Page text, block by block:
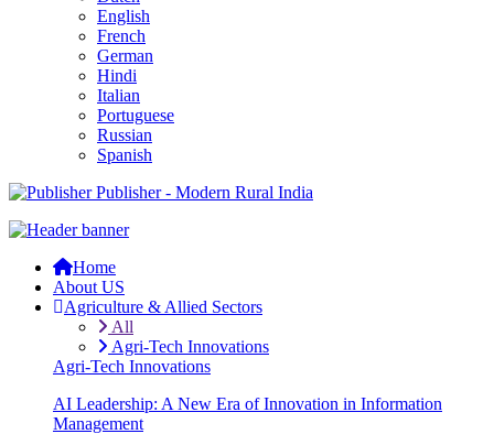
English
French
German
Hindi
Italian
Portuguese
Russian
Spanish
Publisher - Modern Rural India
Home
About US
Agriculture & Allied Sectors
All
Agri-Tech Innovations
Agri-Tech Innovations
AI Leadership: A New Era of Innovation in Information
Management